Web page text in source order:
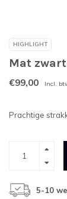
HIGHLIGHT
Mat
€99,00 Incl.
Prachtige
5-10